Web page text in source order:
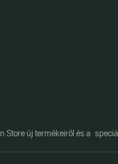
Store új termékeiről és a